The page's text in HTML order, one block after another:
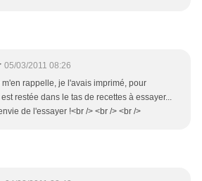
05/03/2011 08:26
m'en rappelle, je l'avais imprimé, pour
est restée dans le tas de recettes à essayer...
de l'essayer !<br /> <br /> <br />